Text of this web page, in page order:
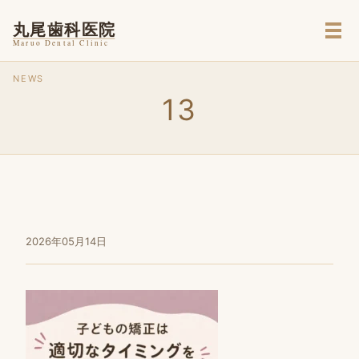
メ
NEWS
13
2026年05月14日